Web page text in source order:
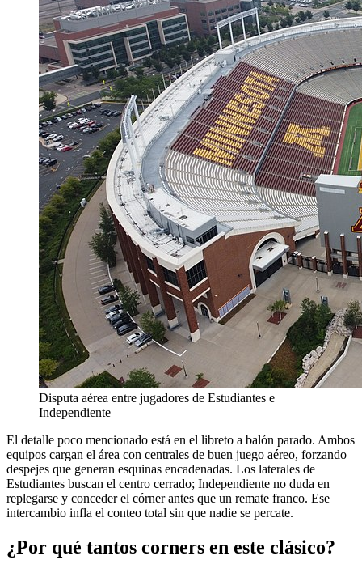
Disputa aérea entre jugadores de Estudiantes e
Independiente
El detalle poco mencionado está en el libreto a balón parado. Ambos
equipos cargan el área con centrales de buen juego aéreo, forzando
despejes que generan esquinas encadenadas. Los laterales de
Estudiantes buscan el centro cerrado; Independiente no duda en
replegarse y conceder el córner antes que un remate franco. Ese
intercambio infla el conteo total sin que nadie se percate.
¿Por qué tantos corners en este clásico?